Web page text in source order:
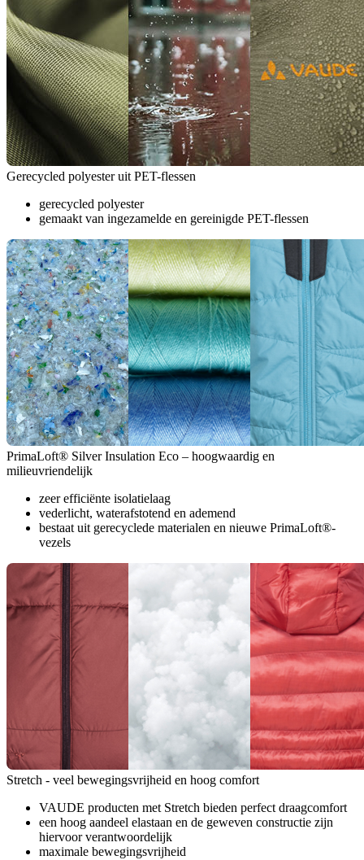
Gerecycled polyester uit PET-flessen
gerecycled polyester
gemaakt van ingezamelde en gereinigde PET-flessen
PrimaLoft® Silver Insulation Eco – hoogwaardig en
milieuvriendelijk
zeer efficiënte isolatielaag
vederlicht, waterafstotend en ademend
bestaat uit gerecyclede materialen en nieuwe PrimaLoft®-
vezels
Stretch - veel bewegingsvrijheid en hoog comfort
VAUDE producten met Stretch bieden perfect draagcomfort
een hoog aandeel elastaan en de geweven constructie zijn
hiervoor verantwoordelijk
maximale bewegingsvrijheid